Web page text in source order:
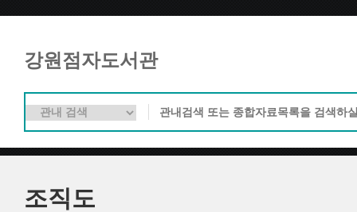
강원점자도서관
조직도